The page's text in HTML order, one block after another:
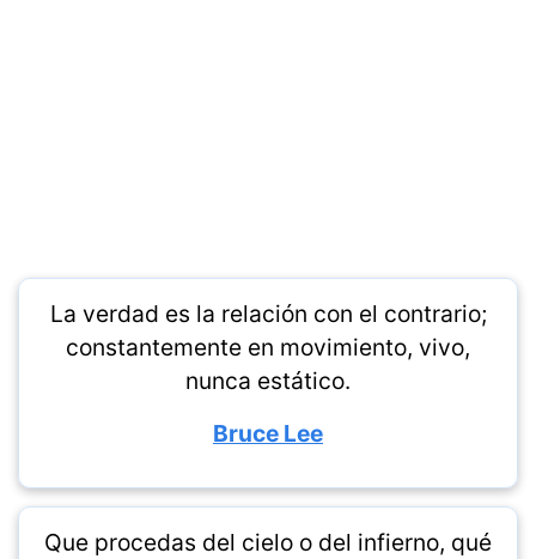
La verdad es la relación con el contrario;
constantemente en movimiento, vivo,
nunca estático.
Bruce Lee
Que procedas del cielo o del infierno, qué